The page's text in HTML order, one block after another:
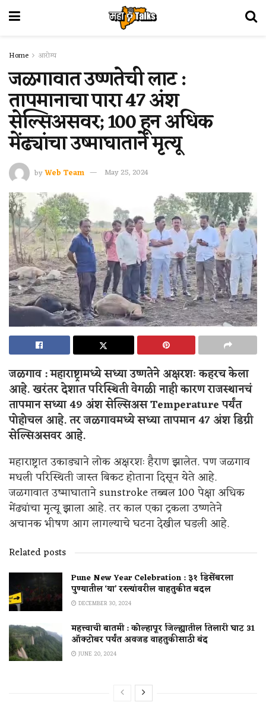
Home आरोग्य
जळगावात उष्णतेची लाट :
तापमानाचा पारा 47 अंश
सेल्सिअसवर; 100 हून अधिक
मेंढ्यांचा उष्माघाताने मृत्यू
byWeb Team May 25, 2024
जळगाव : महाराष्ट्रामध्ये सध्या उष्णतेने अक्षरशः कहरच केला
आहे. खरंतर देशात परिस्थिती वेगळी नाही कारण राजस्थानचं
तापमान सध्या 49 अंश सेल्सिअस Temperatureपर्यंत
पोहोचल आहे. तर जळगावमध्ये सध्या तापमान 47 अंश डिग्री
सेल्सिअसवर आहे.
महाराष्ट्रात उकाड्याने लोक अक्षरशः हैराण झालेत. पण जळगाव
मधली परिस्थिती जास्त बिकट होताना दिसून येते आहे.
जळगावात उष्माघाताने sunstroke तब्बल 100 पेक्षा अधिक
मेंढ्यांचा मृत्यू झाला आहे. तर काल एका ट्रकला उष्णतेने
अचानक भीषण आग लागल्याचे घटना देखील घडली आहे.
Related posts
Pune New Year Celebration : ३१ डिसेंबरला
पुण्यातील ‘या’ रस्त्यांवरील वाहतुकीत बदल
DECEMBER 30, 2024
महत्त्वाची बातमी : कोल्हापूर जिल्ह्यातील तिलारी घाट 31
ऑक्टोबर पर्यंत अवजड वाहतुकीसाठी बंद
JUNE 20, 2024